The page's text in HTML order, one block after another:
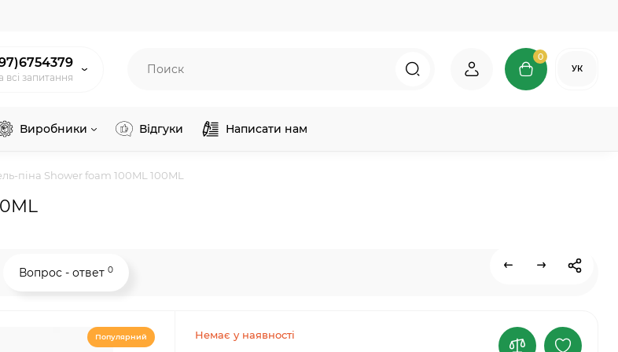
всі запитання
0
УК
Виробники Відгуки Написати нам
піна Shower foam 100ML 100ML
Вопрос - ответ 0
Популярний Немає у наявності